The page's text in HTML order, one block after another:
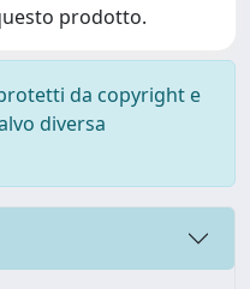
prodotto.
da copyright e
diversa